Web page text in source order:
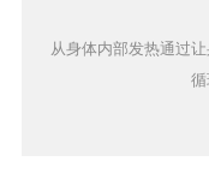
从身体内部发热通过
循